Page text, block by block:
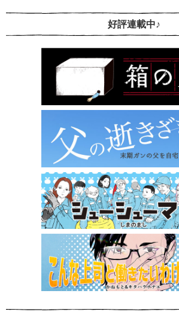
好評連載中♪